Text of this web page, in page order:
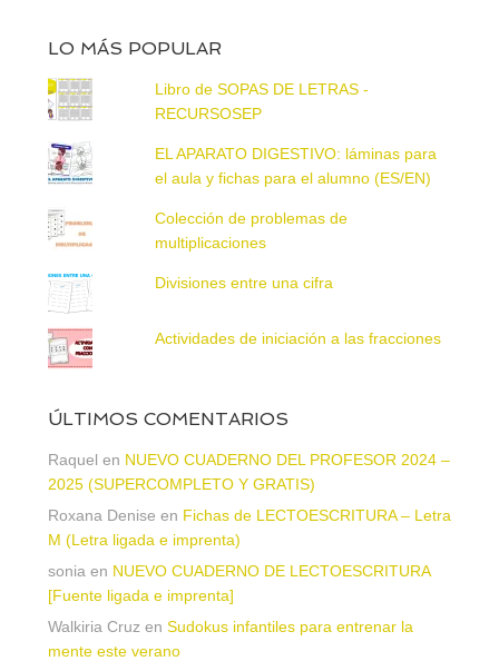
LO MÁS POPULAR
Libro de SOPAS DE LETRAS -
RECURSOSEP
EL APARATO DIGESTIVO: láminas para
el aula y fichas para el alumno (ES/EN)
Colección de problemas de
multiplicaciones
Divisiones entre una cifra
Actividades de iniciación a las fracciones
ÚLTIMOS COMENTARIOS
Raquel en NUEVO CUADERNO DEL PROFESOR 2024 –
2025 (SUPERCOMPLETO Y GRATIS)
Roxana Denise en Fichas de LECTOESCRITURA – Letra
M (Letra ligada e imprenta)
sonia en NUEVO CUADERNO DE LECTOESCRITURA
[Fuente ligada e imprenta]
Walkiria Cruz en Sudokus infantiles para entrenar la
mente este verano